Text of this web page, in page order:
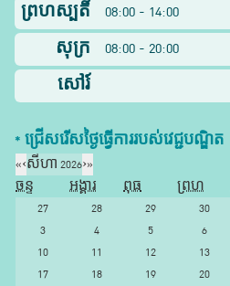
ព្រហស្បតិ៍
08:00 - 14:00
សុក្រ
08:00 - 20:00
សៅរ៍
* ជ្រើសរើស​ថ្ងៃ​ធ្វើការ​របស់​វេជ្ជបណ្ឌិត​
«‹សីហា 2026›»
ចន្ទ
អង្គារ ពុធ ព្រហ
27
28 29 30
3
4 5 6
10
11 12 13
17
18 19 20